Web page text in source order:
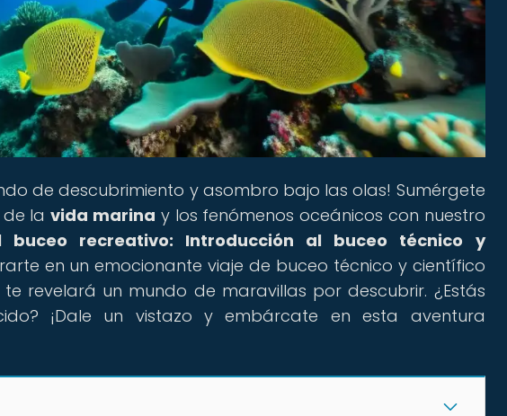
de descubrimiento y asombro bajo las olas! Sumérgete
de lavida marina y los fenómenos oceánicos con nuestro
buceo recreativo: Introducción al buceo técnico y
en un emocionante viaje de buceo técnico y científico
revelará un mundo de maravillas por descubrir. ¿Estás
¡Dale un vistazo y embárcate en esta aventura